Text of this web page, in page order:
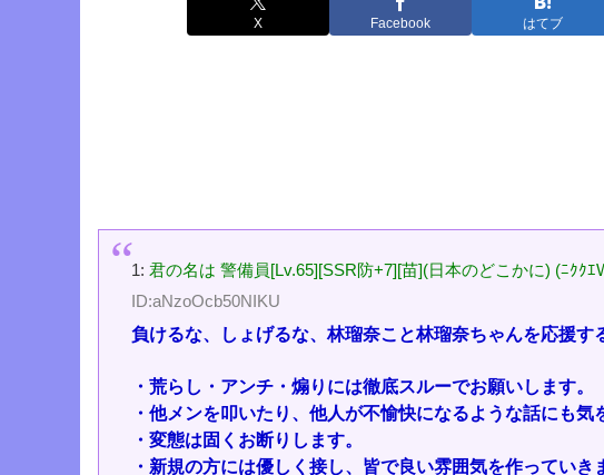
X Facebook はてブ
1: 君の名は 警備員[Lv.65][SSR防+7][苗](日本のどこかに) (ﾆｸｸｴ
ID:aNzoOcb50NIKU
負けるな、しょげるな、林瑠奈こと林瑠奈ちゃんを応援す
・荒らし・アンチ・煽りには徹底スルーでお願いします。
・他メンを叩いたり、他人が不愉快になるような話にも気
・変態は固くお断りします。
・新規の方には優しく接し、皆で良い雰囲気を作っていき